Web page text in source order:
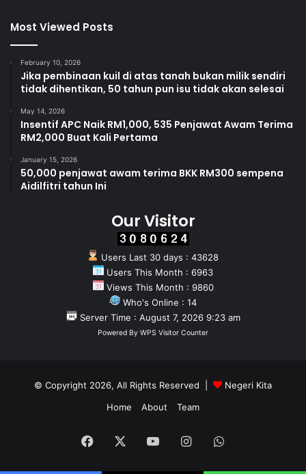
Most Viewed Posts
February 10, 2026
Jika pembinaan kuil di atas tanah bukan milik sendiri
tidak dihentikan, 50 tahun pun isu tidak akan selesai
May 14, 2026
Insentif APC Naik RM1,000, 535 Penjawat Awam Terima
RM2,000 Buat Kali Pertama
January 15, 2026
50,000 penjawat awam terima BKK RM300 sempena
Aidilfitri tahun Ini
Our Visitor
Users Last 30 days : 43628
Users This Month : 6963
Views This Month : 9860
Who's Online : 14
Server Time : August 7, 2026 9:23 am
Powered By WPS Visitor Counter
© Copyright 2026, All Rights Reserved |
Negeri Kita
Home
About Team
Facebook YouTubeInstagramWhatsApp